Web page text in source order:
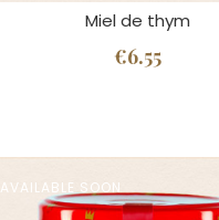
Miel de thym
€6.55
AVAILABLE SOON